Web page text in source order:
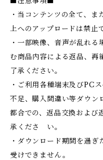
・当コンテンツの全て、
上へのアップロードは禁止
・一部映像、音声が乱れ
む商品内容による返品、再
了承ください。
・ご利用各種端末及びPC
不足、購入間違い等ダウ
都合での、返品交換および
承くださ い。
・ダウンロード期間を過
受けできません。